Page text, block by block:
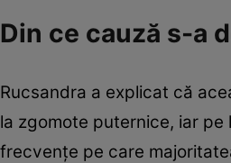
Din ce cauză s-a
Rucsandra a explicat că
la zgomote puternice, iar
frecvențe pe care